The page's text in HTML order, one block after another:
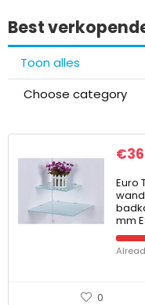
Best
Toon alles
Choose category
€
Euro
mm
0